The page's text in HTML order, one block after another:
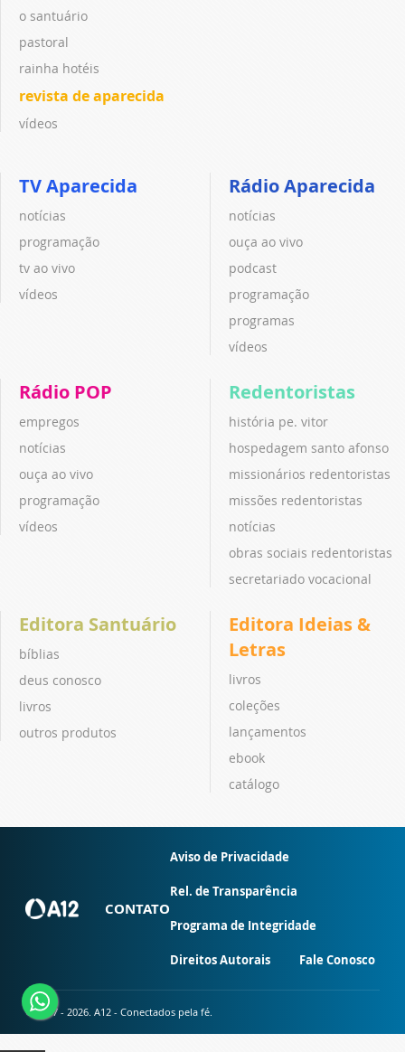
o santuário
pastoral
rainha hotéis
revista de aparecida
vídeos
TV Aparecida
notícias
programação
tv ao vivo
vídeos
Rádio Aparecida
notícias
ouça ao vivo
podcast
programação
programas
vídeos
Rádio POP
empregos
notícias
ouça ao vivo
programação
vídeos
Redentoristas
história pe. vitor
hospedagem santo afonso
missionários redentoristas
missões redentoristas
notícias
obras sociais redentoristas
secretariado vocacional
Editora Santuário
bíblias
deus conosco
livros
outros produtos
Editora Ideias &
Letras
livros
coleções
lançamentos
ebook
catálogo
CONTATO
Aviso de Privacidade
Rel. de Transparência
Programa de Integridade
Direitos Autorais Fale Conosco
© 2007 - 2026. A12 - Conectados pela fé.